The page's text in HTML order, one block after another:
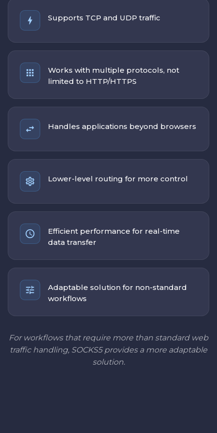
Supports TCP and UDP traffic
Works with multiple protocols, not
limited to HTTP/HTTPS
Handles applications beyond browsers
Lower-level routing for more control
Efficient performance for real-time
data transfer
Adaptable solution for non-standard
workflows
For workflows that require more than standard web
traffic handling, SOCKS5 provides a more adaptable
solution.